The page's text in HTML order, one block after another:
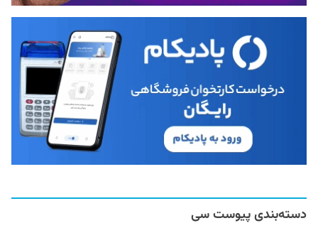
دسته‌بندی پیوست سی